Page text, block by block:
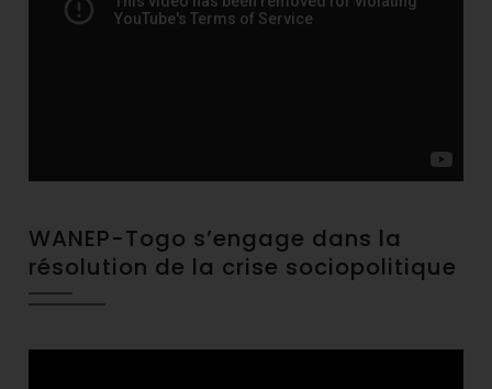
WANEP-Togo s’engage dans la
résolution de la crise sociopolitique